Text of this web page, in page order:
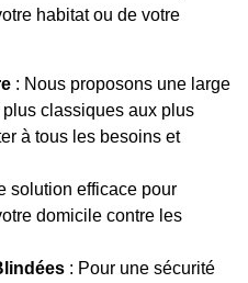
habitat ou de votre
: Nous proposons une large
classiques aux plus
à tous les besoins et
solution efficace pour
domicile contre les
: Pour une sécurité